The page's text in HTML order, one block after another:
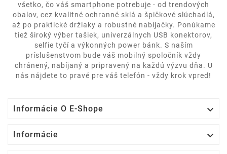
všetko, čo váš smartphone potrebuje - od trendových
obalov, cez kvalitné ochranné sklá a špičkové slúchadlá,
až po praktické držiaky a robustné nabíjačky. Ponúkame
tiež široký výber tašiek, univerzálnych USB konektorov,
selfie tyčí a výkonných power bánk. S naším
príslušenstvom bude váš mobilný spoločník vždy
chránený, nabíjaný a pripravený na každú výzvu dňa. U
nás nájdete to pravé pre váš telefón - vždy krok vpred!
Informácie O E-Shope 
Informácie 